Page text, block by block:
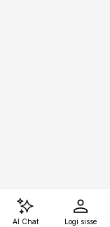
AI Chat Logi sisse